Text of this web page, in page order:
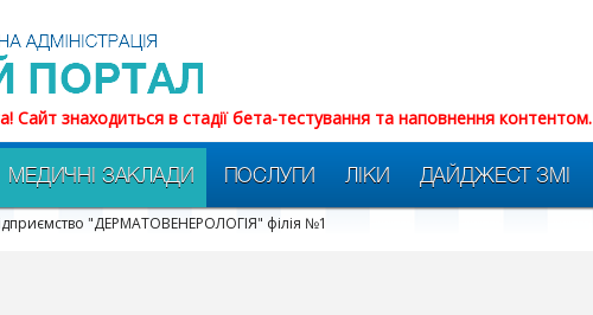
Сайт знаходиться в стадії бета-тестування та наповнення контентом.
МЕДИЧНІ ЗАКЛАДИ ПОСЛУГИ ЛІКИ ДАЙДЖЕСТ ЗМІ
"ДЕРМАТОВЕНЕРОЛОГІЯ" філія №1